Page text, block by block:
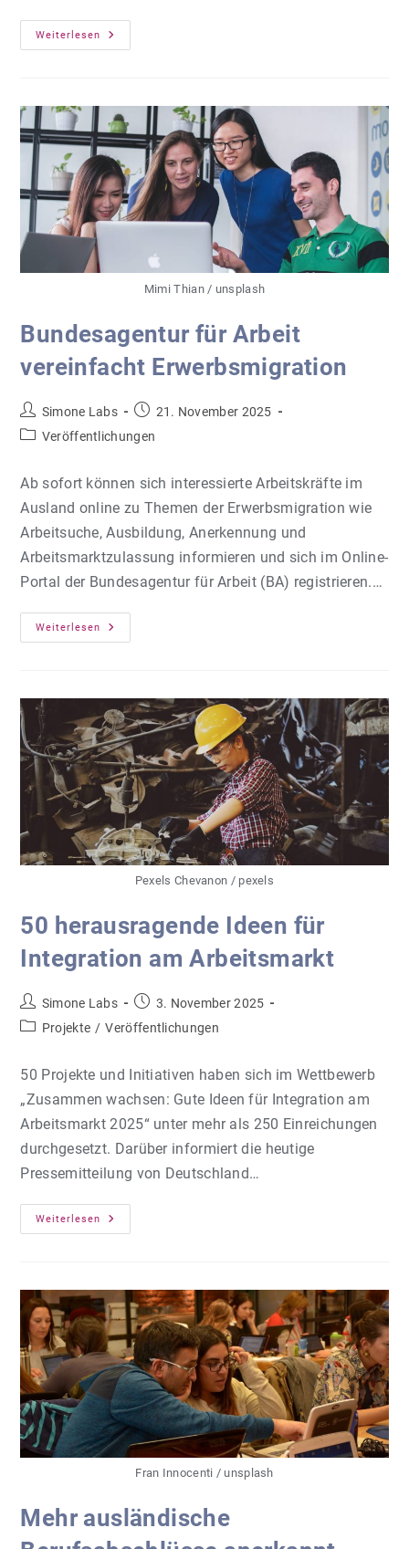
Weiterlesen
Auszeichnung
Für
Mimi Thian / unsplash
Bundesagentur für Arbeit
vereinfacht Erwerbsmigration
Beitrags-
Autor:
Simone Labs
Beitrag21. November 2025
Beitrags-
Veröffentlichungen
Ab sofort können sich interessierte Arbeitskräfte im
Ausland online zu Themen der Erwerbsmigration wie
Arbeitsuche, Ausbildung, Anerkennung und
Arbeitsmarktzulassung informieren und sich im Online-
Portal der Bundesagentur für Arbeit (BA) registrieren.…
Weiterlesen
Bundesagentur
Für
Pexels Chevanon / pexels
50 herausragende Ideen für
Integration am Arbeitsmarkt
Beitrags-
Autor:
Simone Labs
Beitrag
veröffentlicht:
3. November 2025
Beitrags-
Projekte / Veröffentlichungen
50 Projekte und Initiativen haben sich im Wettbewerb
„Zusammen wachsen: Gute Ideen für Integration am
Arbeitsmarkt 2025“ unter mehr als 250 Einreichungen
durchgesetzt. Darüber informiert die heutige
Pressemitteilung von Deutschland…
Weiterlesen
50
Herausragende
Arbeitsmarkt
Fran Innocenti / unsplash
Mehr ausländische